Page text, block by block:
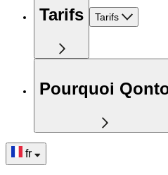
Tarifs Tarifs
Pourquoi
fr